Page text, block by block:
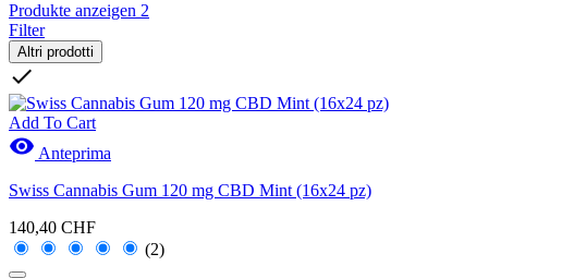
Produkte anzeigen 2
Filter
Altri prodotti

Add To Cart
 Anteprima
Swiss Cannabis Gum 120 mg CBD Mint (16x24 pz)
140,40 CHF
(2)